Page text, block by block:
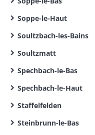
Soppe-le-Haut
Soultzbach-les-Bains
Soultzmatt
Spechbach-le-Bas
Spechbach-le-Haut
Staffelfelden
Steinbrunn-le-Bas